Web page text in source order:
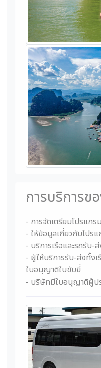
การบริการขอ
- การจัดเตรียมโปรแกร
- ให้ข้อมูลเกี่ยวกับโปร
- บริการเรือและรถรับ-
- ผู้ให้บริการรับ-ส่งทั้ง
ใบอนุญาติใบขับขี่
- บริษัทมีใบอนุญาติผู้ป